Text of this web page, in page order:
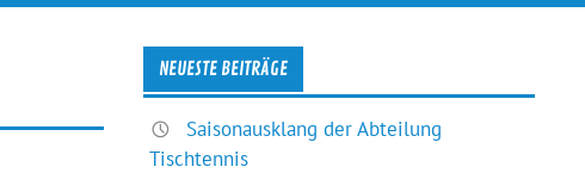
NEUESTE BEITRÄGE
Saisonausklang der Abteilung
Tischtennis